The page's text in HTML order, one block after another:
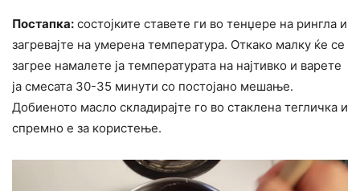
Постапка: состојките ставете ги во тенџере на рингла и
загревајте на умерена температура. Откако малку ќе се
загрее намалете ја температурата на најтивко и варете
ја смесата 30-35 минути со постојано мешање.
Добиеното масло складирајте го во стаклена тегличка и
спремно е за користење.